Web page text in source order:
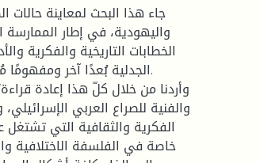
جاء هذا البحث لمعاينة حالات
واليهودية، في إطار الممارسة
الخطابات التاريخية والفكرية
الجدلية بُعدًا آخر ومفهومًا
وأردنا من خلال كلّ هذا إعادة
والفنية للصراع العربي
الفكرية والثقافية التي تشتغل
خاصة في الفلسفة الاختلافية